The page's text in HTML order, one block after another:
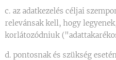
c. az adatkezelés céljai
relevánsak kell, hogy
korlátozódniuk
d. pontosnak és szükség